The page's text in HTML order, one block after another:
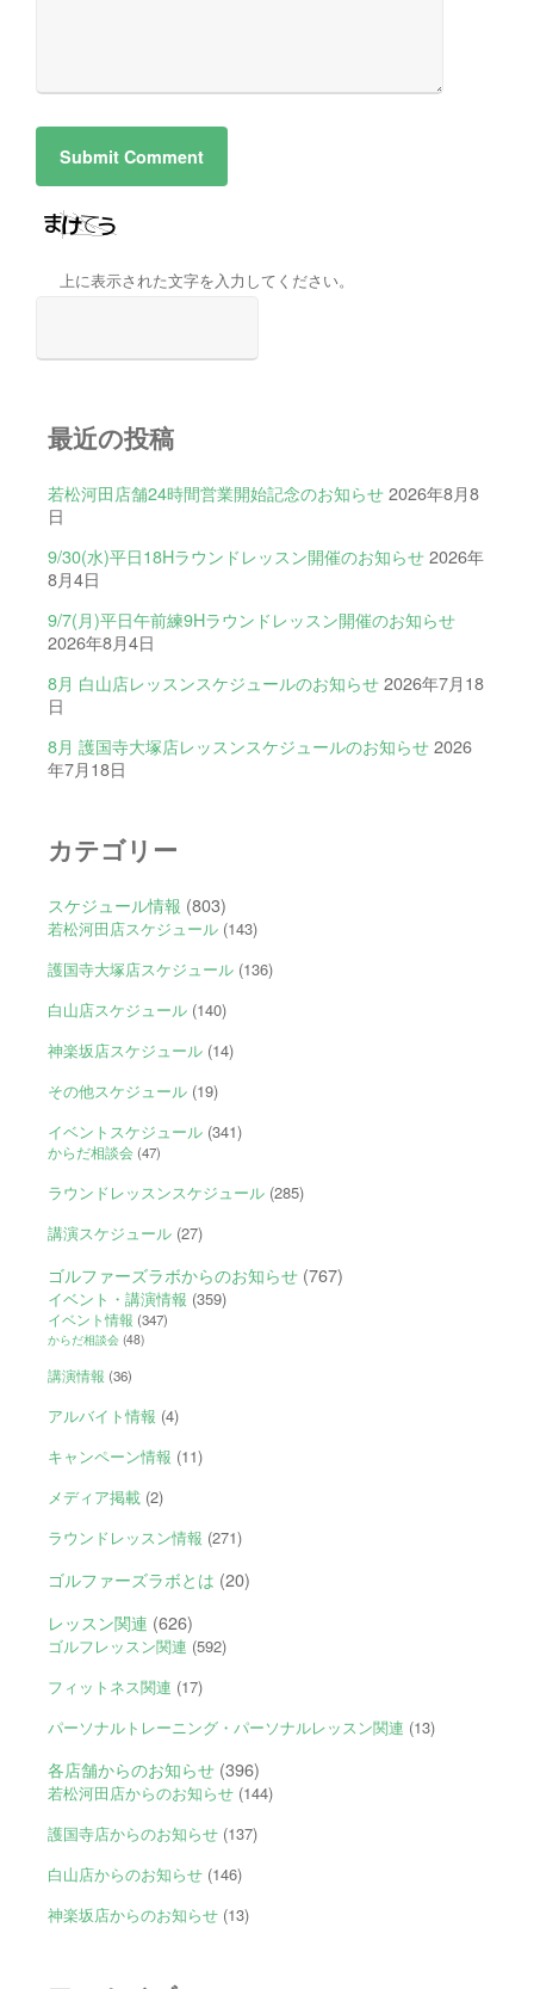
上に表示された文字を入力してください。
最近の投稿
若松河田店舗24時間営業開始記念のお知らせ 2026年8月8
日
9/30(水)平日18Hラウンドレッスン開催のお知らせ 2026年
8月4日
9/7(月)平日午前練9Hラウンドレッスン開催のお知らせ
2026年8月4日
8月 白山店レッスンスケジュールのお知らせ 2026年7月18
日
8月 護国寺大塚店レッスンスケジュールのお知らせ 2026
年7月18日
カテゴリー
スケジュール情報 (803)
若松河田店スケジュール(143)
護国寺大塚店スケジュール(136)
白山店スケジュール(140)
神楽坂店スケジュール(14)
その他スケジュール(19)
イベントスケジュール(341)
からだ相談会(47)
ラウンドレッスンスケジュール(285)
講演スケジュール(27)
ゴルファーズラボからのお知らせ(767)
イベント・講演情報 (359)
イベント情報 (347)
からだ相談会(48)
講演情報 (36)
アルバイト情報 (4)
キャンペーン情報 (11)
メディア掲載(2)
ラウンドレッスン情報 (271)
ゴルファーズラボとは (20)
レッスン関連 (626)
ゴルフレッスン関連 (592)
フィットネス関連 (17)
パーソナルトレーニング・パーソナルレッスン関連 (13)
各店舗からのお知らせ(396)
若松河田店からのお知らせ(144)
護国寺店からのお知らせ(137)
白山店からのお知らせ(146)
神楽坂店からのお知らせ(13)